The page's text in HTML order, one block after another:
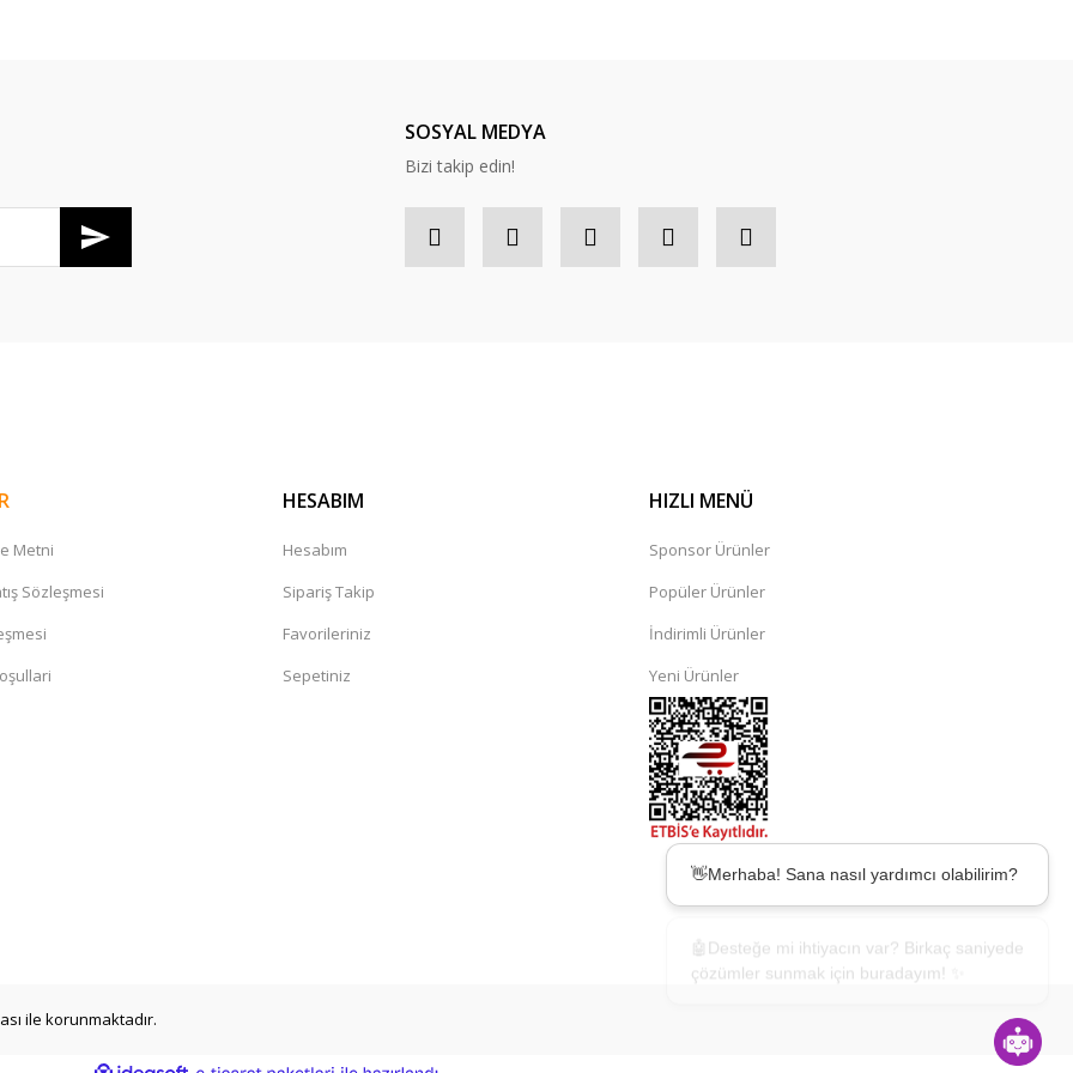
SOSYAL MEDYA
Bizi takip edin!
Metni
Sözleşmesi
HESABIM
Hesabım
Sipariş Takip
Favorileriniz
Sepetiniz
HIZLI MENÜ
Sponsor Ürünler
Popüler Ürünler
İndirimli Ürünler
Yeni Ürünler
ile korunmaktadır.
👋Merhaba! Sana nasıl yardımcı olabilirim?
🤖Desteğe mi ihtiyacın var? Birkaç saniyede
çözümler sunmak için buradayım! ✨